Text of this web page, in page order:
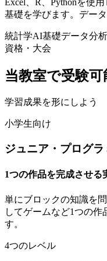
基礎を学びます。デー
統計学AI基礎データ分析
資格・大会
当教室で受験可
学習成果を形にしよう
小学生向け
ジュニア・プログ
1つの作品を完成させる
単にブロックの知識を
してゲームなど1つの
す。
4つのレベル